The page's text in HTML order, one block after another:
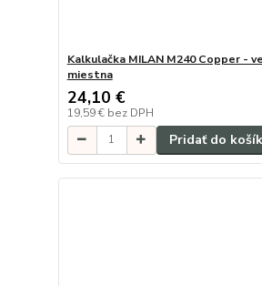
Kalkulačka MILAN M240 Copper -
miestna
24,10 €
19,59 € bez DPH
Pridať do